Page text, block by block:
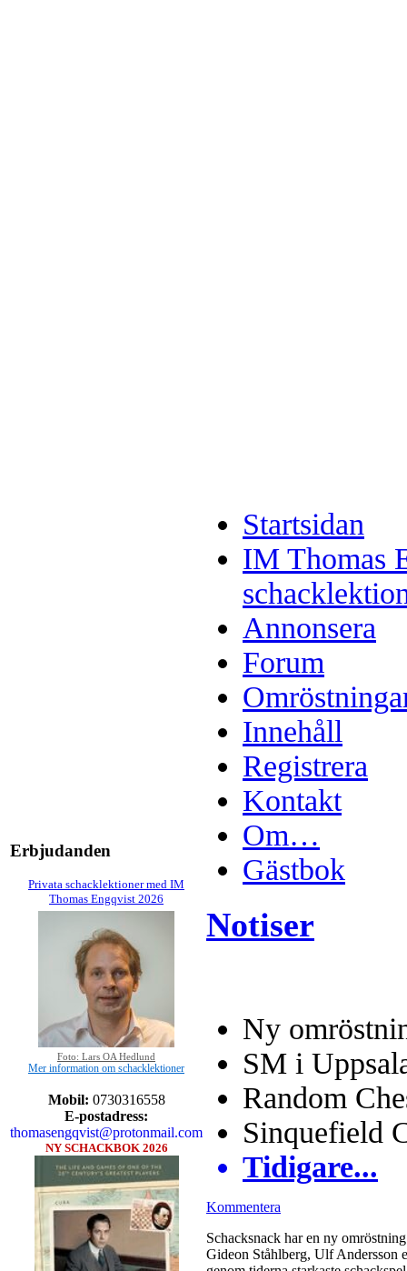
Erbjudanden
Privata schacklektioner med IM
Thomas Engqvist 2026
Foto: Lars OA Hedlund
Mer information om schacklektioner
Mobil: 0730316558
E-postadress:
thomasengqvist@protonmail.com
NY SCHACKBOK 2026
Startsidan
IM Thomas
Annonsera
Forum
Innehåll
Registrera
Kontakt
Om…
Gästbok
Notiser
Ny
SM i
Random
Sinquefield
Tidigare...
Kommentera
Schacksnack har en ny
Gideon Ståhlberg, Ulf Andersson